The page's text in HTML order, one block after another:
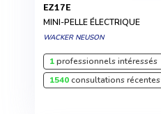
EZ17E
MINI-PELLE ÉLECTRIQUE
WACKER NEUSON
1professionnels intéressés
1540consultations récentes